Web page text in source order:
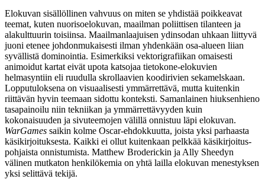
Elokuvan sisällöllinen vahvuus on miten se yhdistää poikkeavat
teemat, kuten nuorisoelokuvan, maailman poliittisen tilanteen ja
alakulttuurin toisiinsa. Maailmanlaajuisen ydinsodan uhkaan liittyvä
juoni etenee johdonmukaisesti ilman yhdenkään osa‑alueen liian
syvällistä dominointia. Esimerkiksi vektorigrafiikan omaisesti
animoidut kartat eivät upota katsojaa tietokone-elokuvien
helmasyntiin eli ruudulla skrollaavien koodirivien sekamelskaan.
Lopputuloksena on visuaalisesti ymmärrettävä, mutta kuitenkin
riittävän hyvin teemaan sidottu konteksti. Samanlainen hiuksenhieno
tasapainoilu niin tekniikan ja ymmärrettävyyden kuin
kokonaisuuden ja sivuteemojen välillä onnistuu läpi elokuvan.
WarGames saikin kolme Oscar-ehdokkuutta, joista yksi parhaasta
käsikirjoituksesta. Kaikki ei ollut kuitenkaan pelkkää käsikirjoitus-
pohjaista onnistumista. Matthew Broderickin ja Ally Sheedyn
välinen mutkaton henkilökemia on yhtä lailla elokuvan menestyksen
yksi selittävä tekijä.